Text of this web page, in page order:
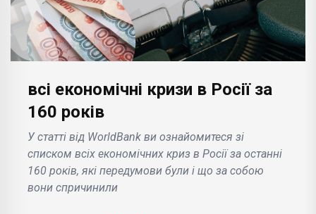
всі економічні кризи в Росії за
160 років
У статті від WorldBank ви ознайомитеся зі
списком всіх економічних криз в Росії за останні
160 років, які передумови були і що за собою
вони спричинили